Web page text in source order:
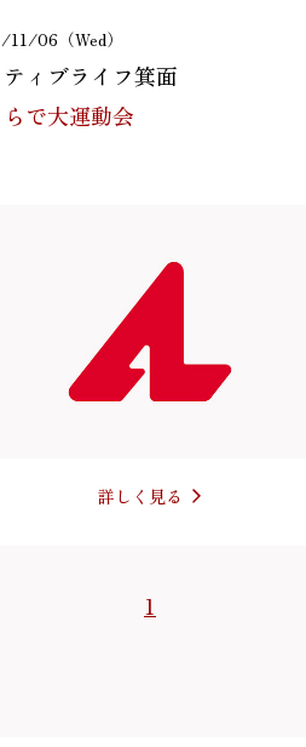
06（Wed）
ィブライフ箕面
で大運動会
詳しく見る
1